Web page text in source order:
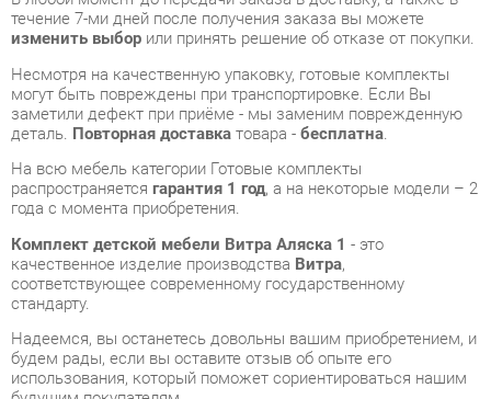
заметили дефект при приёме - мы заменим поврежденную
деталь.Повторная доставка товара -бесплатна.
На всю мебель категории Готовые комплекты
распространяетсягарантия 1 год, а на некоторые модели – 2
года с момента приобретения.
Комплект детской мебели Витра Аляска 1- это
соответствующее современному государственному
стандарту.
будем рады, если вы оставите отзыв об опыте его
использования, который поможет сориентироваться нашим
будущим покупателям.
Кроме формы
консультацию, фото и видеообзор продукции вы можете по
e-mail, телефону в Екатеринбурге и через мессенджеры
Telegram и WhatsApp.